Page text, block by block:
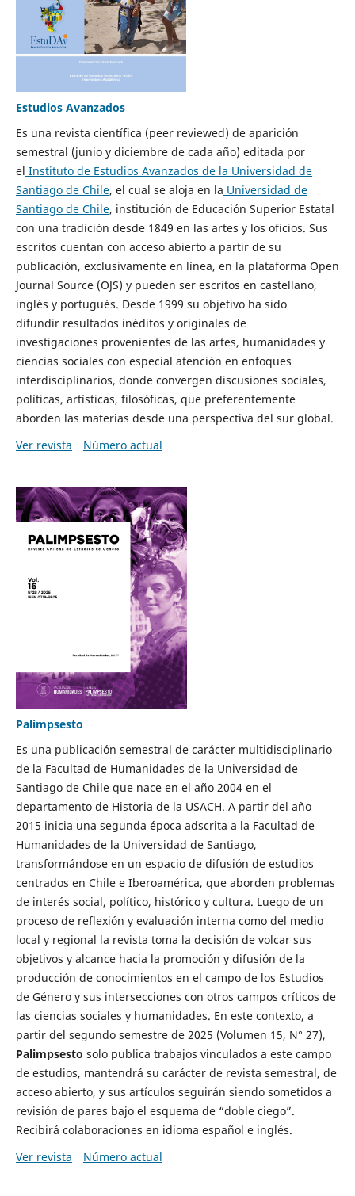
Estudios Avanzados
Es una revista científica (peer reviewed) de aparición
semestral (junio y diciembre de cada año) editada por
el Instituto de Estudios Avanzados de la Universidad de
Santiago de Chile, el cual se aloja en la Universidad de
Santiago de Chile, institución de Educación Superior Estatal
con una tradición desde 1849 en las artes y los oficios. Sus
escritos cuentan con acceso abierto a partir de su
publicación, exclusivamente en línea, en la plataforma Open
Journal Source (OJS) y pueden ser escritos en castellano,
inglés y portugués. Desde 1999 su objetivo ha sido
difundir resultados inéditos y originales de
investigaciones provenientes de las artes, humanidades y
ciencias sociales con especial atención en enfoques
interdisciplinarios, donde convergen discusiones sociales,
políticas, artísticas, filosóficas, que preferentemente
aborden las materias desde una perspectiva del sur global.
Ver revista
Número actual
Palimpsesto
Es una publicación semestral de carácter multidisciplinario
de la Facultad de Humanidades de la Universidad de
Santiago de Chile que nace en el año 2004 en el
departamento de Historia de la USACH. A partir del año
2015 inicia una segunda época adscrita a la Facultad de
Humanidades de la Universidad de Santiago,
transformándose en un espacio de difusión de estudios
centrados en Chile e Iberoamérica, que aborden problemas
de interés social, político, histórico y cultura. Luego de un
proceso de reflexión y evaluación interna como del medio
local y regional la revista toma la decisión de volcar sus
objetivos y alcance hacia la promoción y difusión de la
producción de conocimientos en el campo de los Estudios
de Género y sus intersecciones con otros campos críticos de
las ciencias sociales y humanidades. En este contexto, a
partir del segundo semestre de 2025 (Volumen 15, N° 27),
Palimpsesto solo publica trabajos vinculados a este campo
de estudios, mantendrá su carácter de revista semestral, de
acceso abierto, y sus artículos seguirán siendo sometidos a
revisión de pares bajo el esquema de “doble ciego”.
Recibirá colaboraciones en idioma español e inglés.
Ver revista
Número actual